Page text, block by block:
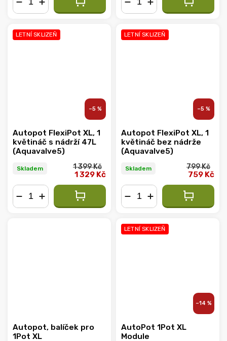
LETNÍ SKLIZEŇ
–5 %
Autopot FlexiPot XL, 1
květináč s nádrží 47L
(Aquavalve5)
Skladem 1 399 Kč
1 329 Kč
LETNÍ SKLIZEŇ
–5 %
Autopot FlexiPot XL, 1
květináč bez nádrže
(Aquavalve5)
Skladem 799 Kč
759 Kč
Autopot, balíček pro
1Pot XL
LETNÍ SKLIZEŇ
–14 %
AutoPot 1Pot XL
Module